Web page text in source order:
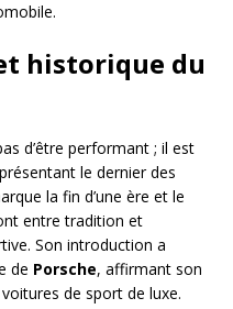
historique du
d’être performant ; il est
le dernier des
la fin d’une ère et le
entre tradition et
Son introduction a
de Porsche, affirmant son
de sport de luxe.